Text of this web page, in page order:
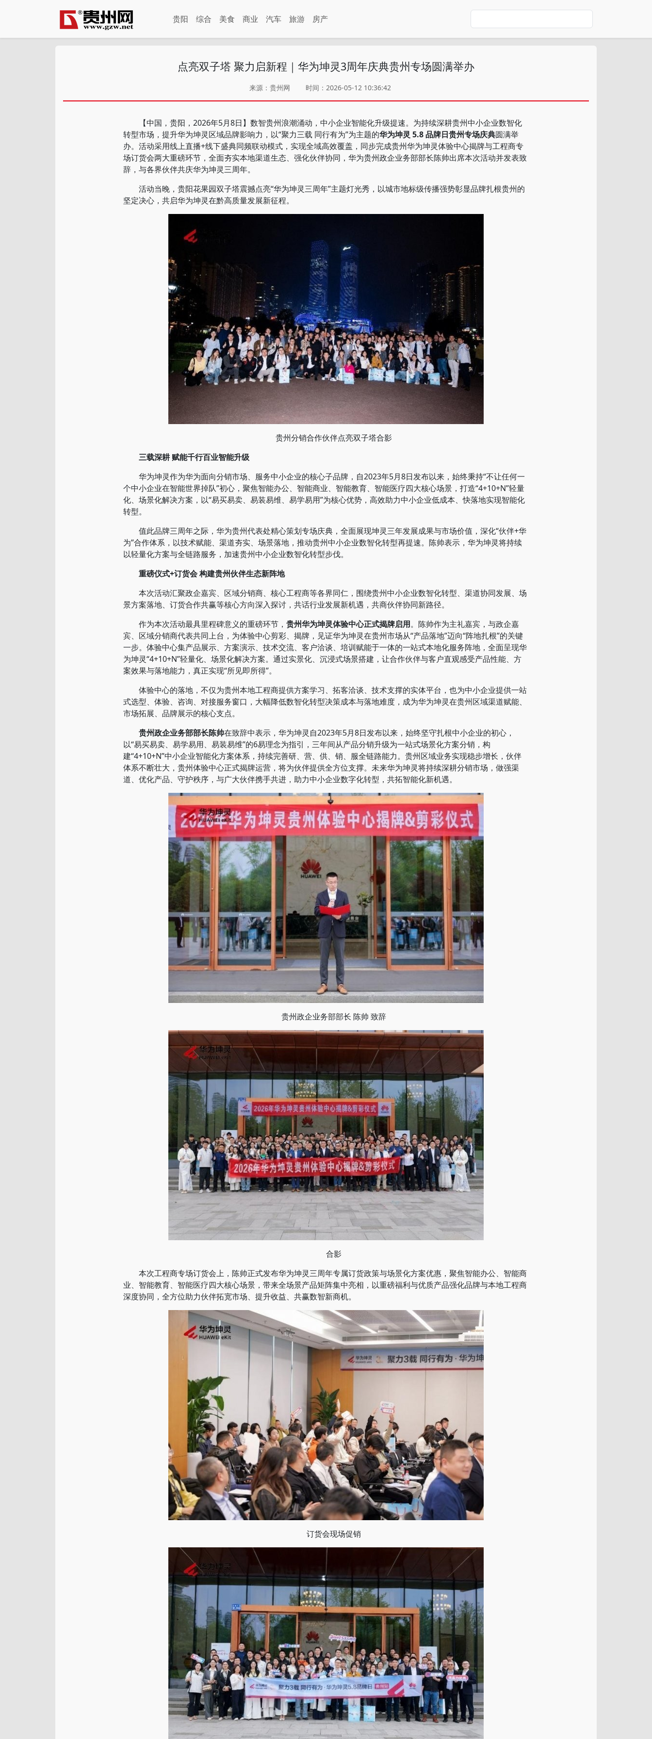
贵阳 综合 美食 商业 汽车 旅游 房产
点亮双子塔 聚力启新程｜华为坤灵3周年庆典贵州专场圆满举办
来源：贵州网 时间：2026-05-12 10:36:42
【中国，贵阳，2026年5月8日】数智贵州浪潮涌动，中小企业智能化升级提速。为持续深耕贵州中小企业数智化
转型市场，提升华为坤灵区域品牌影响力，以“聚力三载 同行有为”为主题的华为坤灵 5.8 品牌日贵州专场庆典圆满举
办。活动采用线上直播+线下盛典同频联动模式，实现全域高效覆盖，同步完成贵州华为坤灵体验中心揭牌与工程商专
场订货会两大重磅环节，全面夯实本地渠道生态、强化伙伴协同，华为贵州政企业务部部长陈帅出席本次活动并发表致
辞，与各界伙伴共庆华为坤灵三周年。
活动当晚，贵阳花果园双子塔震撼点亮“华为坤灵三周年”主题灯光秀，以城市地标级传播强势彰显品牌扎根贵州的
坚定决心，共启华为坤灵在黔高质量发展新征程。
贵州分销合作伙伴点亮双子塔合影
三载深耕 赋能千行百业智能升级
华为坤灵作为华为面向分销市场、服务中小企业的核心子品牌，自2023年5月8日发布以来，始终秉持“不让任何一
个中小企业在智能世界掉队”初心，聚焦智能办公、智能商业、智能教育、智能医疗四大核心场景，打造“4+10+N”轻量
化、场景化解决方案，以“易买易卖、易装易维、易学易用”为核心优势，高效助力中小企业低成本、快落地实现智能化
转型。
值此品牌三周年之际，华为贵州代表处精心策划专场庆典，全面展现坤灵三年发展成果与市场价值，深化“伙伴+华
为”合作体系，以技术赋能、渠道夯实、场景落地，推动贵州中小企业数智化转型再提速。陈帅表示，华为坤灵将持续
以轻量化方案与全链路服务，加速贵州中小企业数智化转型步伐。
重磅仪式+订货会 构建贵州伙伴生态新阵地
本次活动汇聚政企嘉宾、区域分销商、核心工程商等各界同仁，围绕贵州中小企业数智化转型、渠道协同发展、场
景方案落地、订货合作共赢等核心方向深入探讨，共话行业发展新机遇，共商伙伴协同新路径。
作为本次活动最具里程碑意义的重磅环节，贵州华为坤灵体验中心正式揭牌启用。陈帅作为主礼嘉宾，与政企嘉
宾、区域分销商代表共同上台，为体验中心剪彩、揭牌，见证华为坤灵在贵州市场从“产品落地”迈向“阵地扎根”的关键
一步。体验中心集产品展示、方案演示、技术交流、客户洽谈、培训赋能于一体的一站式本地化服务阵地，全面呈现华
为坤灵“4+10+N”轻量化、场景化解决方案。通过实景化、沉浸式场景搭建，让合作伙伴与客户直观感受产品性能、方
案效果与落地能力，真正实现“所见即所得”。
体验中心的落地，不仅为贵州本地工程商提供方案学习、拓客洽谈、技术支撑的实体平台，也为中小企业提供一站
式选型、体验、咨询、对接服务窗口，大幅降低数智化转型决策成本与落地难度，成为华为坤灵在贵州区域渠道赋能、
市场拓展、品牌展示的核心支点。
贵州政企业务部部长陈帅在致辞中表示，华为坤灵自2023年5月8日发布以来，始终坚守扎根中小企业的初心，
以“易买易卖、易学易用、易装易维”的6易理念为指引，三年间从产品分销升级为一站式场景化方案分销，构
建“4+10+N”中小企业智能化方案体系，持续完善研、营、供、销、服全链路能力。贵州区域业务实现稳步增长，伙伴
体系不断壮大，贵州体验中心正式揭牌运营，将为伙伴提供全方位支撑。未来华为坤灵将持续深耕分销市场，做强渠
道、优化产品、守护秩序，与广大伙伴携手共进，助力中小企业数字化转型，共拓智能化新机遇。
贵州政企业务部部长 陈帅 致辞
合影
本次工程商专场订货会上，陈帅正式发布华为坤灵三周年专属订货政策与场景化方案优惠，聚焦智能办公、智能商
业、智能教育、智能医疗四大核心场景，带来全场景产品矩阵集中亮相，以重磅福利与优质产品强化品牌与本地工程商
深度协同，全方位助力伙伴拓宽市场、提升收益、共赢数智新商机。
订货会现场促销